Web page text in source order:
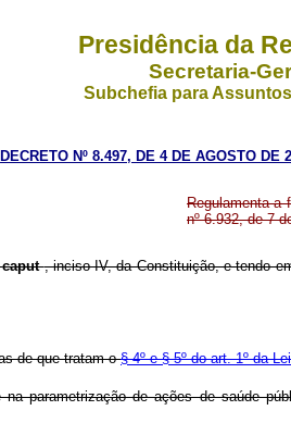
Presidência da
Secretaria-
Subchefia para
DECRETO Nº 8.497, DE 4 DE AGOSTO DE
Regulamenta a
nº 6.932, de 7
caput, inciso IV, da Constituição, e tendo
de que tratam o§ 4º e § 5º do art. 1º da
parametrização de ações de saúde